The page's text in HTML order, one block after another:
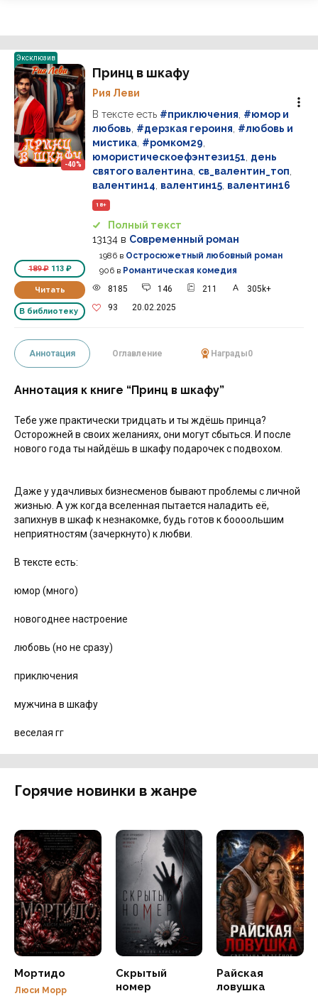
Эксклюзив
-40%
189 ₽113 ₽
Читать
В библиотеку
Принц в шкафу
Рия Леви
В тексте есть #приключения #юмор и
любовь #дерзкая героиня #любовь и
мистика #ромком29
юмористическоефэнтези151 день
святого валентина св_валентин_топ
валентин14 валентин15 валентин16
18+
Полный текст
13134 в Современный роман
1986 в Остросюжетный любовный роман
906 в Романтическая комедия
8185
146 211
305k+
93
20.02.2025
Аннотация Оглавление Награды0
Аннотация к книге “Принц в шкафу”
Тебе уже практически тридцать и ты ждёшь принца?
Осторожней в своих желаниях, они могут сбыться. И после
нового года ты найдёшь в шкафу подарочек с подвохом.
Даже у удачливых бизнесменов бывают проблемы с личной
жизнью. А уж когда вселенная пытается наладить её,
запихнув в шкаф к незнакомке, будь готов к боооольшим
неприятностям (зачеркнуто) к любви.
В тексте есть:
юмор (много)
новогоднее настроение
любовь (но не сразу)
приключения
мужчина в шкафу
веселая гг
Горячие новинки в жанре
Мортидо
Люси Морр
Скрытый
номер
Райская
ловушка